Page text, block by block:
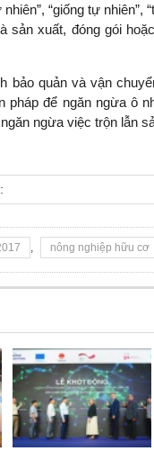
“giống tự nhiên”,
sản xuất, đóng gói
bảo quản và vận
pháp để ngăn ngừa ô
ngừa việc trộn lẫn
nông nghiệp hữu cơ